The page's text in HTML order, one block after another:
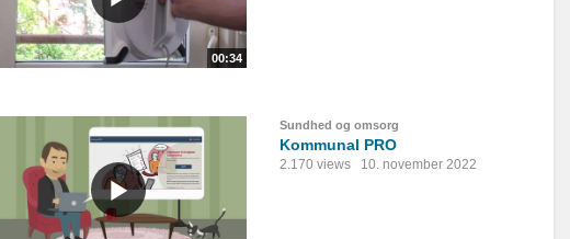
00:34
Sundhed og omsorg
Kommunal PRO
2.170 views 10. november 2022